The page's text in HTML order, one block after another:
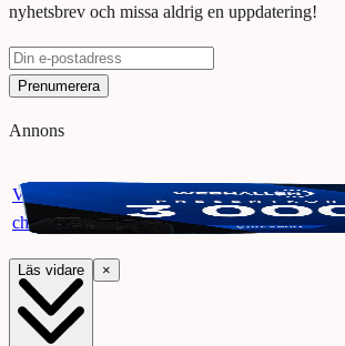
nyhetsbrev och missa aldrig en uppdatering!
Prenumerera
Annons
Vinn ett presentkort på Webhallen. Delta i vår
chansen att vinna 3000 kr.
Läs vidare ×